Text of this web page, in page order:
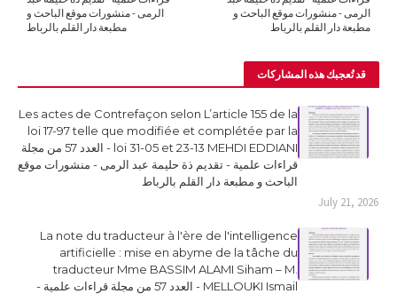
الرمى - منشورات موقع الباحث و
مطبعة دار القلم بالرباط
الرمى - منشورات موقع الباحث و
مطبعة دار القلم بالرباط
قد تُعجبك هذه المشاركات
Les actes de Contrefaçon selon L’article 155 de la
loi 17-97 telle que modifiée et complétée par la
loi 31-05 et 23-13 MEHDI EDDIANI - العدد 57 من مجلة
قراءات علمية - تقديم ذة حليمة عبد الرمى - منشورات موقع
الباحث و مطبعة دار القلم بالرباط
July 21, 2026
La note du traducteur à l'ère de l'intelligence
artificielle : mise en abyme de la tâche du
traducteur Mme BASSIM ALAMI Siham – M.
MELLOUKI Ismail - العدد 57 من مجلة قراءات علمية -